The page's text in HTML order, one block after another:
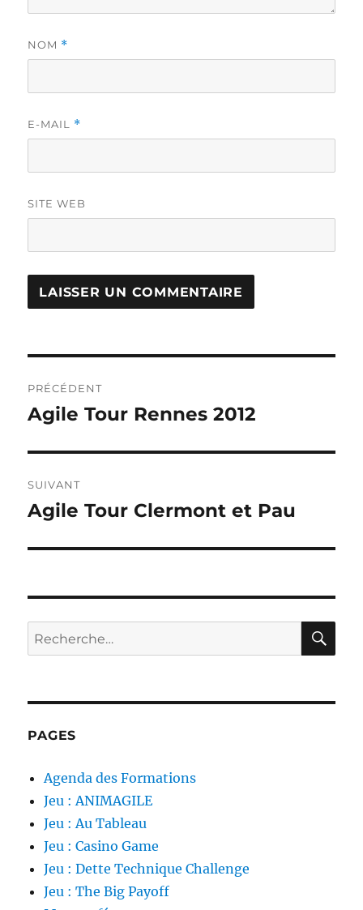
NOM *
E-MAIL *
SITE WEB
de
PRÉCÉDENT
Publication
Agile Tour Rennes 2012
SUIVANT
Publication
Agile Tour Clermont et Pau
Recherche
pour :
PAGES
Agenda des Formations
Jeu : ANIMAGILE
Jeu : Au Tableau
Jeu : Casino Game
Jeu : Dette Technique Challenge
Jeu : The Big Payoff